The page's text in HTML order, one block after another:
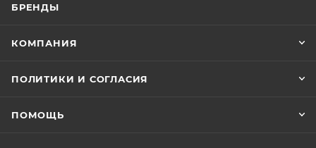
БРЕНДЫ
КОМПАНИЯ
ПОЛИТИКИ И СОГЛАСИЯ
ПОМОЩЬ